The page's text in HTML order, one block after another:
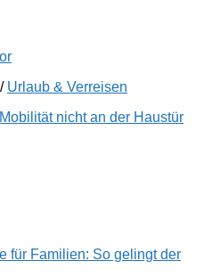
/ Urlaub & Verreisen
nicht an der Haustür
für Familien: So gelingt der